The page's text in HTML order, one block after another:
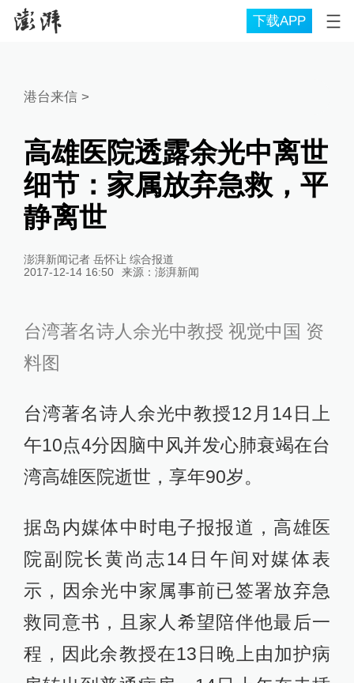
下载APP
港台来信>
高雄医院透露余光中离世
细节：家属放弃急救，平
静离世
澎湃新闻记者 岳怀让 综合报道
2017-12-14 16:50
来源： 澎湃新闻
台湾著名诗人余光中教授 视觉中国 资
料图
台湾著名诗人余光中教授12月14日上
午10点4分因脑中风并发心肺衰竭在台
湾高雄医院逝世，享年90岁。
据岛内媒体中时电子报报道，高雄医
院副院长黄尚志14日午间对媒体表
示，因余光中家属事前已签署放弃急
救同意书，且家人希望陪伴他最后一
程，因此余教授在13日晚上由加护病